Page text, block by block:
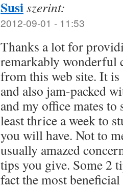
Susiszerint:
2012-09-01 - 11:53
Thanks a lot for
remarkably wonderful
from this web site. It
and also jam-packed
and my office mates to
least thrice a week to
you will have. Not to
usually amazed
tips you give. Some 2
fact the most